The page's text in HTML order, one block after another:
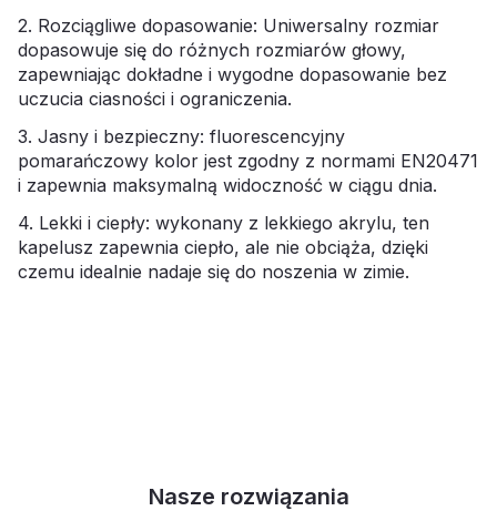
2. Rozciągliwe dopasowanie: Uniwersalny rozmiar
dopasowuje się do różnych rozmiarów głowy,
zapewniając dokładne i wygodne dopasowanie bez
uczucia ciasności i ograniczenia.
3. Jasny i bezpieczny: fluorescencyjny
pomarańczowy kolor jest zgodny z normami EN20471
i zapewnia maksymalną widoczność w ciągu dnia.
4. Lekki i ciepły: wykonany z lekkiego akrylu, ten
kapelusz zapewnia ciepło, ale nie obciąża, dzięki
czemu idealnie nadaje się do noszenia w zimie.
Nasze rozwiązania